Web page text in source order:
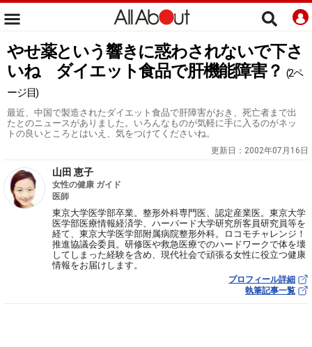
やせ薬という響きに惑わされないで下さ
いね ダイエット食品で肝機能障害？ (2ペ
ージ目)
最近、中国で製造されたダイエット食品で肝障害がおき、死亡者まで出
たとのニュースがありました。いろんなものが気軽に手に入るのがネッ
トの良いところとはいえ、気をつけてくださいね。
更新日： 2002年07月16日
山田 恵子
女性の健康 ガイド
医師
東京大学医学部卒業。整形外科専門医、認定産業医。東京大学
医学部医療情報経済学、ハーバード大学研究所客員研究員等を
経て、東京大学医学部附属病院整形外科。ロコモチャレンジ！
推進協議会委員。研修医や救急医療でのハードワークで体を壊
してしまった経験を含め、現代社会で頑張る女性に役立つ健康
情報をお届けします。
プロフィール詳細
執筆記事一覧